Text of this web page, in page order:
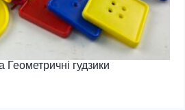
гудзики